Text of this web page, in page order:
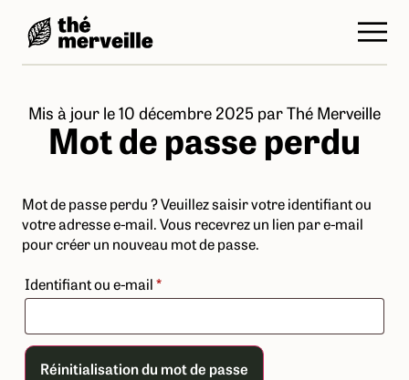
Mis à jour le 10 décembre 2025 parThé Merveille
Mot de passe perdu
Mot de passe perdu ? Veuillez saisir votre identifiant ou
votre adresse e-mail. Vous recevrez un lien par e-mail
pour créer un nouveau mot de passe.
Identifiant ou e-mail*
Réinitialisation du mot de passe